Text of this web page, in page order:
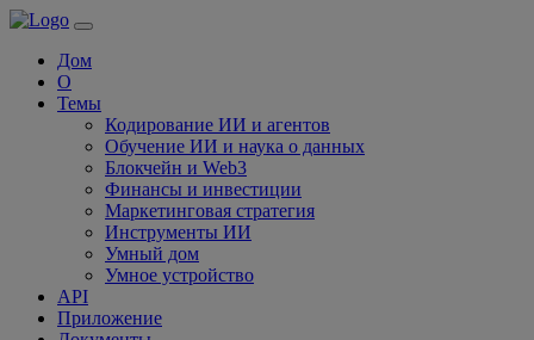
Дом
О
Темы
Кодирование ИИ и агентов
Обучение ИИ и наука о данных
Блокчейн и Web3
Финансы и инвестиции
Маркетинговая стратегия
Инструменты ИИ
Умный дом
Умное устройство
API
Приложение